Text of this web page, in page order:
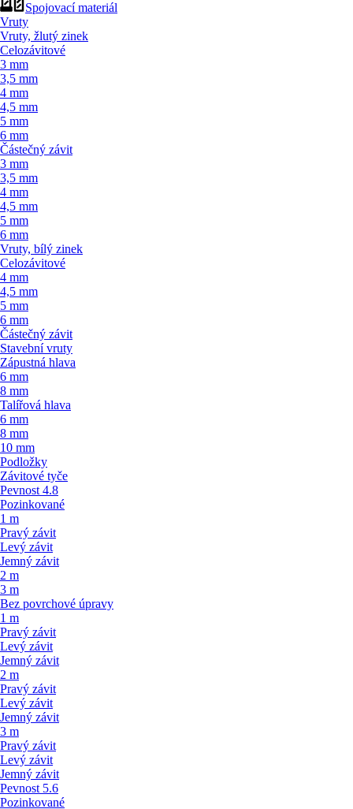
Spojovací materiál
Vruty
Vruty, žlutý zinek
Celozávitové
3 mm
3,5 mm
4 mm
4,5 mm
5 mm
6 mm
Částečný závit
3 mm
3,5 mm
4 mm
4,5 mm
5 mm
6 mm
Vruty, bílý zinek
Celozávitové
4 mm
4,5 mm
5 mm
6 mm
Částečný závit
Stavební vruty
Zápustná hlava
6 mm
8 mm
Talířová hlava
6 mm
8 mm
10 mm
Podložky
Závitové tyče
Pevnost 4.8
Pozinkované
1 m
Pravý závit
Levý závit
Jemný závit
2 m
3 m
Bez povrchové úpravy
1 m
Pravý závit
Levý závit
Jemný závit
2 m
Pravý závit
Levý závit
Jemný závit
3 m
Pravý závit
Levý závit
Jemný závit
Pevnost 5.6
Pozinkované